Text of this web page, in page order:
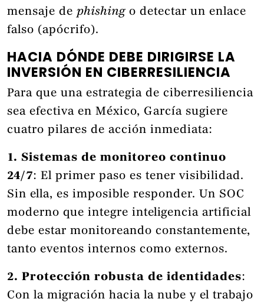
mensaje de phishing o detectar un enlace
falso (apócrifo).
HACIA DÓNDE DEBE DIRIGIRSE LA
INVERSIÓN EN CIBERRESILIENCIA
Para que una estrategia de ciberresiliencia
sea efectiva en México, García sugiere
cuatro pilares de acción inmediata:
1. Sistemas de monitoreo continuo
24/7: El primer paso es tener visibilidad.
Sin ella, es imposible responder. Un SOC
moderno que integre inteligencia artificial
debe estar monitoreando constantemente,
tanto eventos internos como externos.
2. Protección robusta de identidades:
Con la migración hacia la nube y el trabajo